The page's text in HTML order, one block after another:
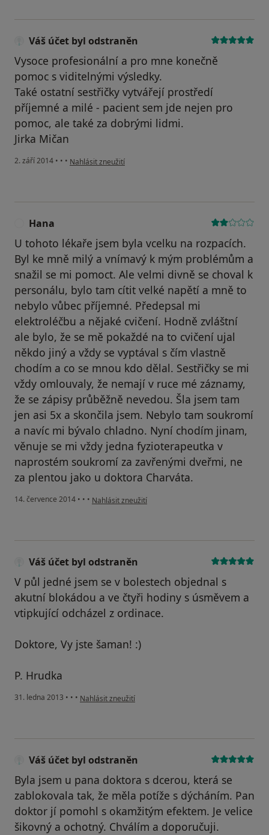
Váš účet byl odstraněn
Vysoce profesionální a pro mne konečně
pomoc s viditelnými výsledky.
Také ostatní sestřičky vytvářejí prostředí
příjemné a milé - pacient sem jde nejen pro
pomoc, ale také za dobrými lidmi.
Jirka Mičan
2. září 2014 • • • podle názoru uživatele Váš účet byl odstraněn
Nahlásit zneužití
Hana
U tohoto lékaře jsem byla vcelku na rozpacích.
Byl ke mně milý a vnímavý k mým problémům a
snažil se mi pomoct. Ale velmi divně se choval k
personálu, bylo tam cítit velké napětí a mně to
nebylo vůbec příjemné. Předepsal mi
elektroléčbu a nějaké cvičení. Hodně zvláštní
ale bylo, že se mě pokaždé na to cvičení ujal
někdo jiný a vždy se vyptával s čím vlastně
chodím a co se mnou kdo dělal. Sestřičky se mi
vždy omlouvaly, že nemají v ruce mé záznamy,
že se zápisy průběžně nevedou. Šla jsem tam
jen asi 5x a skončila jsem. Nebylo tam soukromí
a navíc mi bývalo chladno. Nyní chodím jinam,
věnuje se mi vždy jedna fyzioterapeutka v
naprostém soukromí za zavřenými dveřmi, ne
za plentou jako u doktora Charváta.
14. července 2014 • • • podle názoru uživatele Hana
Nahlásit zneužití
Váš účet byl odstraněn
V půl jedné jsem se v bolestech objednal s
akutní blokádou a ve čtyři hodiny s úsměvem a
vtipkující odcházel z ordinace.
Doktore, Vy jste šaman! :)
P. Hrudka
31. ledna 2013 • • • podle názoru uživatele Váš účet byl odstraněn
Nahlásit zneužití
Váš účet byl odstraněn
Byla jsem u pana doktora s dcerou, která se
zablokovala tak, že měla potíže s dýcháním. Pan
doktor jí pomohl s okamžitým efektem. Je velice
šikovný a ochotný. Chválím a doporučuji.